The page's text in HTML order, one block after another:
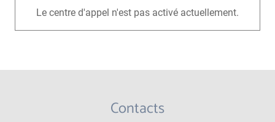
Le centre d'appel n'est pas activé actuellement.
Contacts